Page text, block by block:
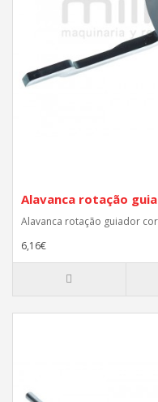
Alavanca rotação
Alavanca rotação guiador
6,16€